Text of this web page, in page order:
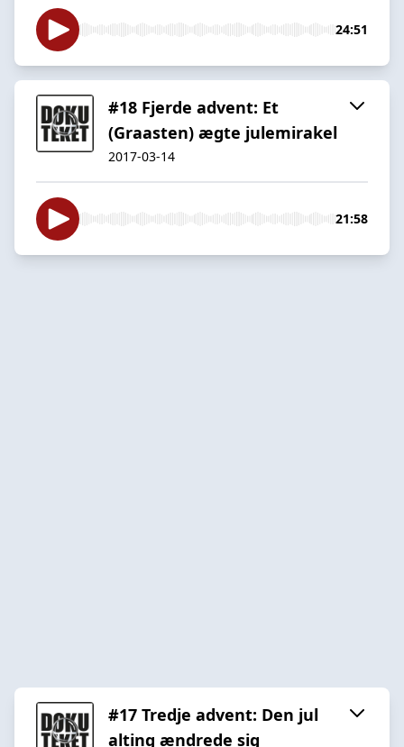
24:51
#18 Fjerde advent: Et
(Graasten) ægte julemirakel
2017-03-14
21:58
#17 Tredje advent: Den jul
alting ændrede sig